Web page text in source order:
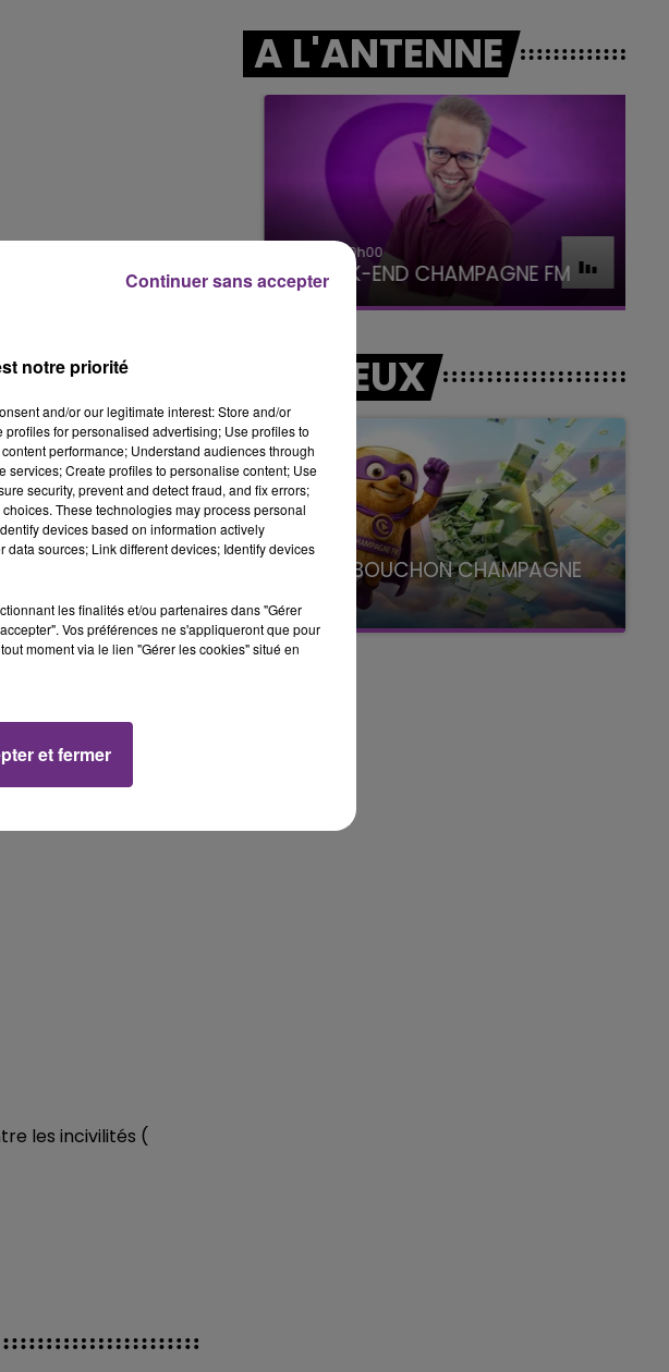
le quartier Maison
le candidat à sa
les incivilités (
A L'ANTENNE
16h00 - 20h00
LE WEEK-END CHAMPAGNE FM
LES JEUX
LE SUPER BOUCHON CHAMPAGNE
avec La Famille Champagne FM, à 8H10
notre priorité
and/or our legitimate interest: Store and/or
for personalised advertising; Use profiles to
performance; Understand audiences through
services; Create profiles to personalise content; Use
security, prevent and detect fraud, and fix errors;
These technologies may process personal
devices based on information actively
sources; Link different devices; Identify devices
les finalités et/ou partenaires dans "Gérer
Vos préférences ne s'appliqueront que pour
moment via le lien "Gérer les cookies" situé en
et fermer
Continuer sans accepter